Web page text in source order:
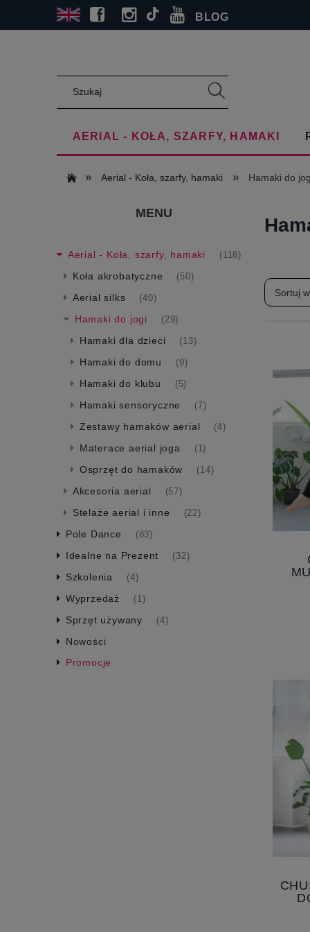
BLOG
AERIAL - KOŁA, SZARFY, HAMAKI
» Aerial - Koła, szarfy, hamaki » Hamaki do
MENU
Aerial - Koła, szarfy, hamaki (118)
Koła akrobatyczne (50)
Aerial silks (40)
Hamaki do jogi (29)
Hamaki dla dzieci (13)
Hamaki do domu (9)
Hamaki do klubu (5)
Hamaki sensoryczne (7)
Zestawy hamaków aerial (4)
Materace aerial joga (1)
Osprzęt do hamaków (14)
Akcesoria aerial (57)
Stelaże aerial i inne (22)
Pole Dance (83)
Idealne na Prezent (32)
Szkolenia (4)
Wyprzedaż (1)
Sprzęt używany (4)
Nowości
Promocje
Sortuj